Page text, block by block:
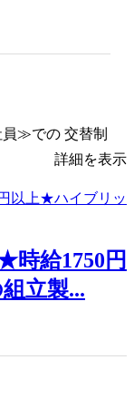
≫での 交替制
詳細を表示
時給1750円
立製...